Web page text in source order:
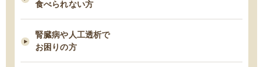
脂質制限中にお勧め！低脂肪・高タンパクな“魚”６つ
2021/03/03
早期の脂肪肝は改善できる！すぐ始めるべき５つの食事管理
食べられない方
腎臓病や人工透析で
お困りの方